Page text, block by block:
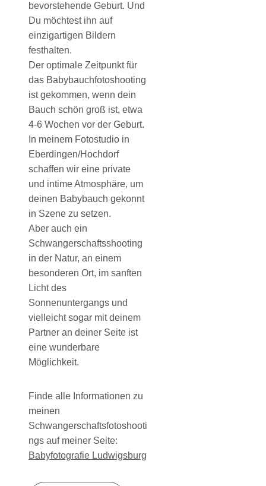
bevorstehende Geburt. Und
Du möchtest ihn auf
einzigartigen Bildern
festhalten.
Der optimale Zeitpunkt für
das Babybauchfotoshooting
ist gekommen, wenn dein
Bauch schön groß ist, etwa
4-6 Wochen vor der Geburt.
In meinem Fotostudio in
Eberdingen/Hochdorf
schaffen wir eine private
und intime Atmosphäre, um
deinen Babybauch gekonnt
in Szene zu setzen.
Aber auch ein
Schwangerschaftsshooting
in der Natur, an einem
besonderen Ort, im sanften
Licht des
Sonnenuntergangs und
vielleicht sogar mit deinem
Partner an deiner Seite ist
eine wunderbare
Möglichkeit.
Finde alle Informationen zu
meinen
Schwangerschaftsfotoshooti
ngs auf meiner Seite:
Babyfotografie Ludwigsburg